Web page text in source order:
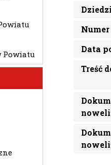
Powiatu
Numer
Data
Treść